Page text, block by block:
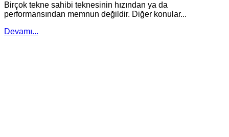
Birçok tekne sahibi teknesinin hızından ya da
performansından memnun değildir. Diğer konular...
Devamı...